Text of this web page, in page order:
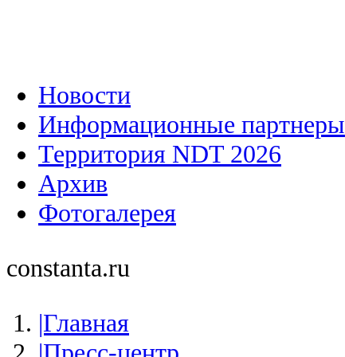
Новости
Информационные партнеры
Территория NDT 2026
Архив
Фотогалерея
constanta.ru
|Главная